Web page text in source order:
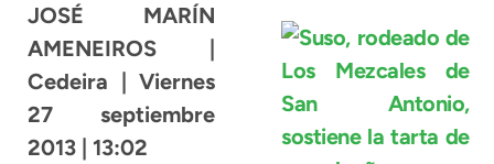
JOSÉ MARÍN
AMENEIROS |
Cedeira | Viernes
27 septiembre
2013 | 13:02